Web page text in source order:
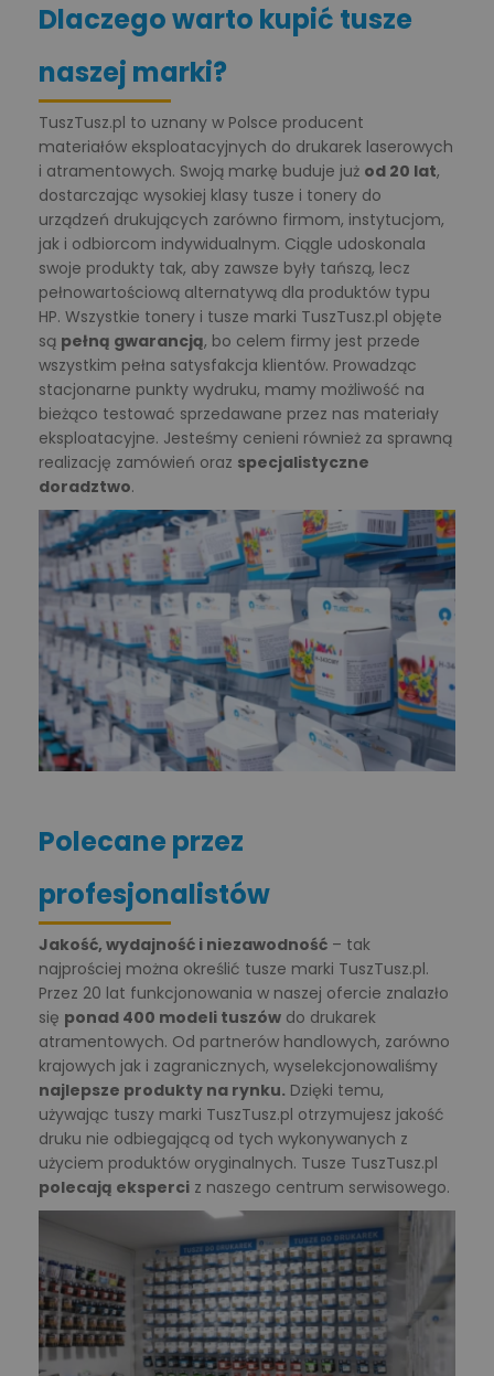
Dlaczego warto kupić tusze
naszej marki?
TuszTusz.pl to uznany w Polsce producent
materiałów eksploatacyjnych do drukarek laserowych
i atramentowych. Swoją markę buduje już od 20 lat,
dostarczając wysokiej klasy tusze i tonery do
urządzeń drukujących zarówno firmom, instytucjom,
jak i odbiorcom indywidualnym. Ciągle udoskonala
swoje produkty tak, aby zawsze były tańszą, lecz
pełnowartościową alternatywą dla produktów typu
HP. Wszystkie tonery i tusze marki TuszTusz.pl objęte
są pełną gwarancją, bo celem firmy jest przede
wszystkim pełna satysfakcja klientów. Prowadząc
stacjonarne punkty wydruku, mamy możliwość na
bieżąco testować sprzedawane przez nas materiały
eksploatacyjne. Jesteśmy cenieni również za sprawną
realizację zamówień oraz specjalistyczne
doradztwo.
Polecane przez
profesjonalistów
Jakość, wydajność i niezawodność – tak
najprościej można określić tusze marki TuszTusz.pl.
Przez 20 lat funkcjonowania w naszej ofercie znalazło
się ponad 400 modeli tuszów do drukarek
atramentowych. Od partnerów handlowych, zarówno
krajowych jak i zagranicznych, wyselekcjonowaliśmy
najlepsze produkty na rynku. Dzięki temu,
używając tuszy marki TuszTusz.pl otrzymujesz jakość
druku nie odbiegającą od tych wykonywanych z
użyciem produktów oryginalnych. Tusze TuszTusz.pl
polecają eksperci z naszego centrum serwisowego.